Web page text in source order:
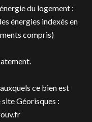
du logement :
énergies indexés en
compris)
ce bien est
Géorisques :